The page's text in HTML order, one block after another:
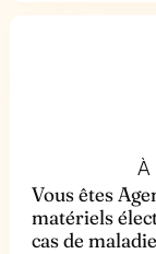
À
Vous êtes
matériels
cas de